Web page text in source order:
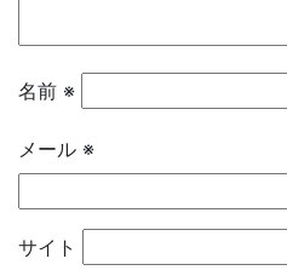
名前 ※
メール ※
サイト